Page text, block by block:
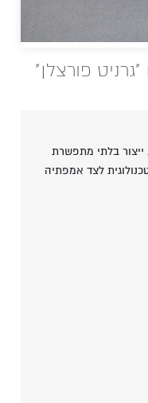
פורצלן"
ייצור בלתי מתפשרת
לצד אמפתיה